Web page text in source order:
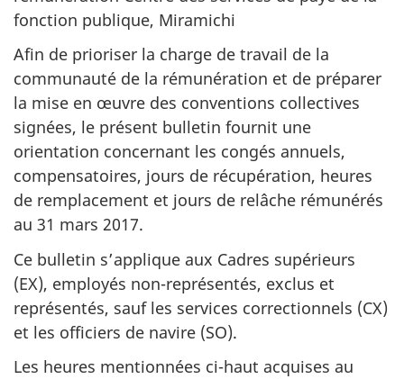
fonction publique, Miramichi
Afin de prioriser la charge de travail de la
communauté de la rémunération et de préparer
la mise en œuvre des conventions collectives
signées, le présent bulletin fournit une
orientation concernant les congés annuels,
compensatoires, jours de récupération, heures
de remplacement et jours de relâche rémunérés
au 31 mars 2017.
Ce bulletin s’applique aux Cadres supérieurs
(EX), employés non-représentés, exclus et
représentés, sauf les services correctionnels (CX)
et les officiers de navire (SO).
Les heures mentionnées ci-haut acquises au